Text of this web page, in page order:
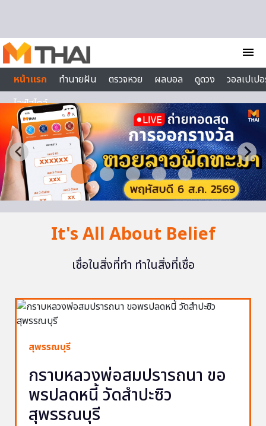
menu
หน้าแรก
ทำนายฝัน ตรวจหวย ผลบอล ดูดวง
วอลเปเป
ไลฟ์สไตล์
It's All About Belief
เชื่อในสิ่งที่ทำ ทำในสิ่งที่เชื่อ
สุพรรณบุรี
กราบหลวงพ่อสมปรารถนา ขอ
พรปลดหนี้ วัดสำปะซิว
สุพรรณบุรี